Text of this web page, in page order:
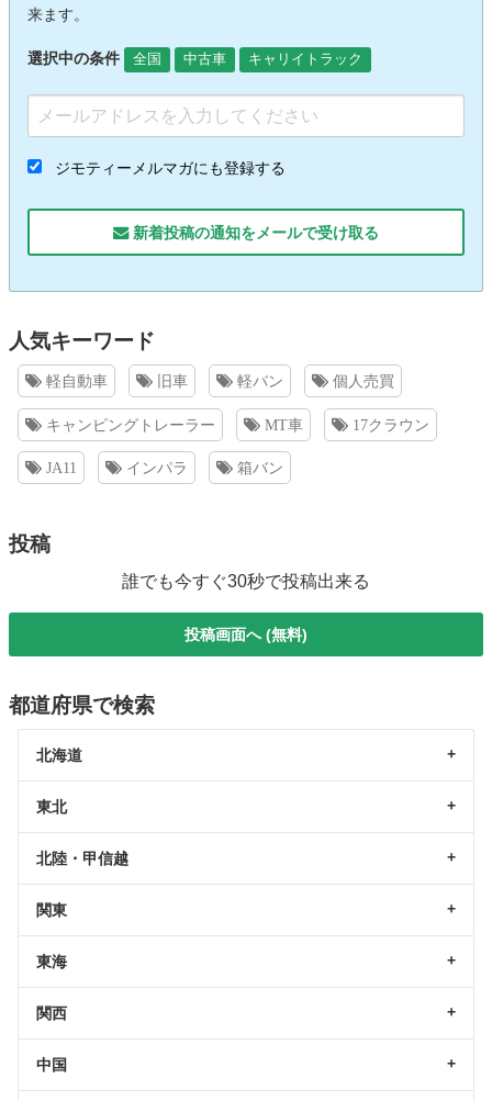
来ます。
選択中の条件 全国 中古車 キャリイトラック
ジモティーメルマガにも登録する
新着投稿の通知をメールで受け取る
人気キーワード
軽自動車 旧車 軽バン 個人売買
キャンピングトレーラー MT車 17クラウン
JA11 インパラ 箱バン
投稿
誰でも今すぐ30秒で投稿出来る
投稿画面へ (無料)
都道府県で検索
北海道
東北
北陸・甲信越
関東
東海
関西
中国